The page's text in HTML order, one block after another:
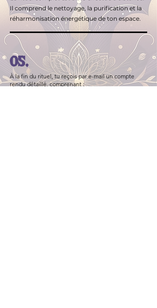
Il comprend le nettoyage, la purification et la
réharmonisation énergétique de ton espace.
05.
À la fin du rituel, tu reçois par e-mail un compte
rendu détaillé, comprenant :